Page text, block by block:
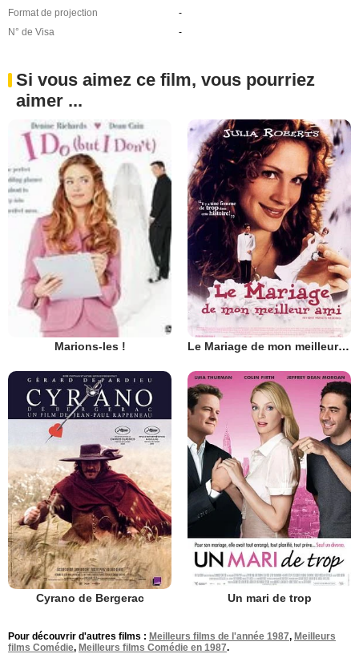
Format de projection
-
N° de Visa
-
Si vous aimez ce film, vous pourriez
aimer ...
Marions-les ! Le Mariage de mon meilleur ami
Cyrano de Bergerac Un mari de trop
Pour découvrir d'autres films : Meilleurs films de l'année 1987, Meilleurs
films Comédie, Meilleurs films Comédie en 1987.